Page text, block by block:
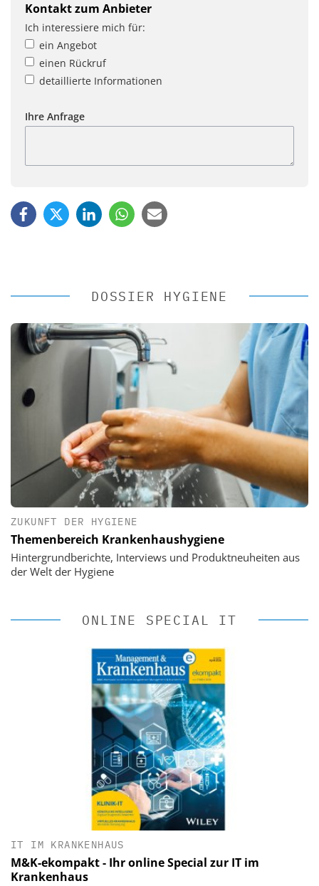
Kontakt zum Anbieter
Ich interessiere mich für:
ein Angebot
einen Rückruf
detaillierte Informationen
Ihre Anfrage
DOSSIER HYGIENE
ZUKUNFT DER HYGIENE
Themenbereich Krankenhaushygiene
Hintergrundberichte, Interviews und Produktneuheiten aus
der Welt der Hygiene
ONLINE SPECIAL IT
IT IM KRANKENHAUS
M&K-ekompakt - Ihr online Special zur IT im
Krankenhaus